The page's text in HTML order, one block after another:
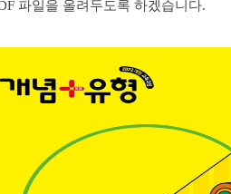
파일을 올려두도록 하겠습니다.